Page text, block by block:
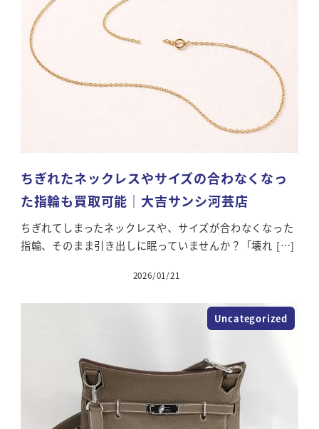
ちぎれたネックレスやサイズの合わなくなっ
た指輪も買取可能｜大吉サンシ河芸店
ちぎれてしまったネックレスや、サイズが合わなくなった
指輪、そのまま引き出しに眠っていませんか？「壊れ […]
2026/01/21
Uncategorized